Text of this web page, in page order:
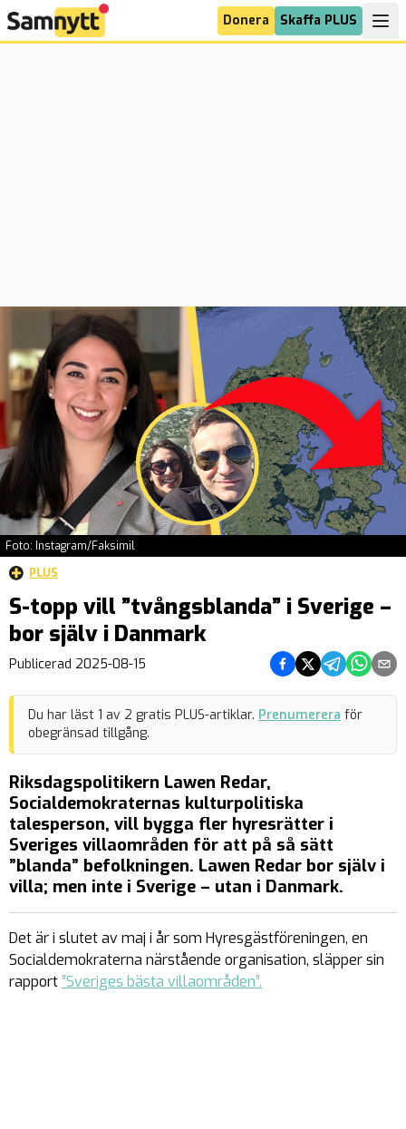
Donera Skaffa PLUS
Foto: Instagram/Faksimil
PLUS
S-topp vill ”tvångsblanda” i Sverige –
bor själv i Danmark
Publicerad 2025-08-15 Dela på Facebook
Dela på Twitter
Dela påDela på
Dela
Du har läst 1 av 2 gratis PLUS-artiklar. Prenumerera för
obegränsad tillgång.
Riksdagspolitikern Lawen Redar,
Socialdemokraternas kulturpolitiska
talesperson, vill bygga fler hyresrätter i
Sveriges villaområden för att på så sätt
”blanda” befolkningen. Lawen Redar bor själv i
villa; men inte i Sverige – utan i Danmark.
Det är i slutet av maj i år som Hyresgästföreningen, en
Socialdemokraterna närstående organisation, släpper sin
rapport”Sveriges bästa villaområden”.